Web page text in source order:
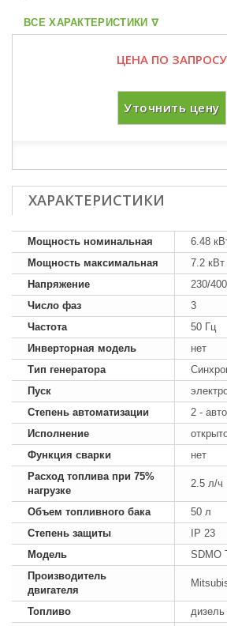
ВСЕ ХАРАКТЕРИСТИКИ ᐁ
ЦЕНА ПО ЗАПРОСУ
Уточнить цену
ХАРАКТЕРИСТИКИ
Мощность номинальная
6.48
Мощность максимальная
7.2 кВт
Напряжение
230/
Число фаз
3
Частота
50 Гц
Инверторная модель
нет
Тип генератора
Пуск
Степень автоматизации
2 -
Исполнение
Функция сварки
нет
Расход топлива при 75%
нагрузке
2.5 л/ч
Объем топливного бака
50 л
Степень защиты
IP 23
Модель
SDMO
Производитель
двигателя
Топливо
дизель